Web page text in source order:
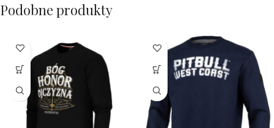
Podobne produkty